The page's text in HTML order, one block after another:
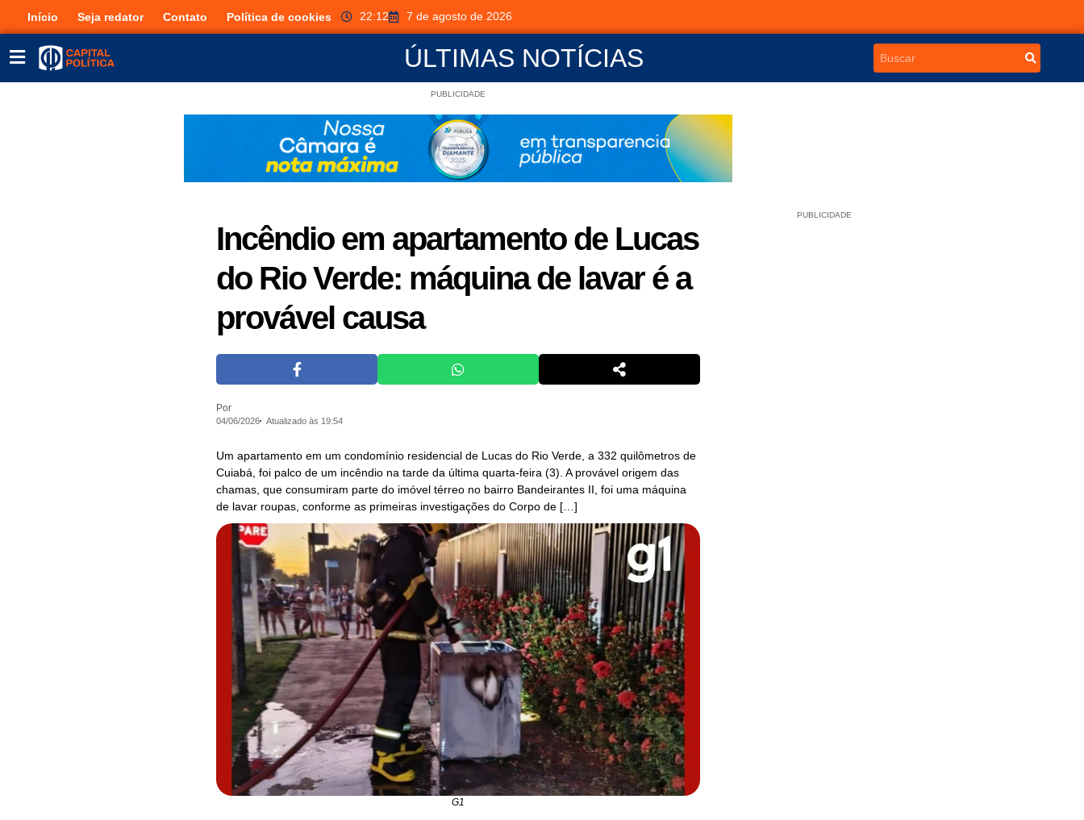
Início Seja redator Contato Política de cookies 22:12 7 de agosto de 2026
ÚLTIMAS NOTÍCIAS
PUBLICIDADE
Incêndio em apartamento de Lucas
do Rio Verde: máquina de lavar é a
provável causa
Por
04/06/2026 Atualizado às 19:54
Um apartamento em um condomínio residencial de Lucas do Rio Verde, a 332 quilômetros de
Cuiabá, foi palco de um incêndio na tarde da última quarta-feira (3). A provável origem das
chamas, que consumiram parte do imóvel térreo no bairro Bandeirantes II, foi uma máquina
de lavar roupas, conforme as primeiras investigações do Corpo de […]
G1
PUBLICIDADE